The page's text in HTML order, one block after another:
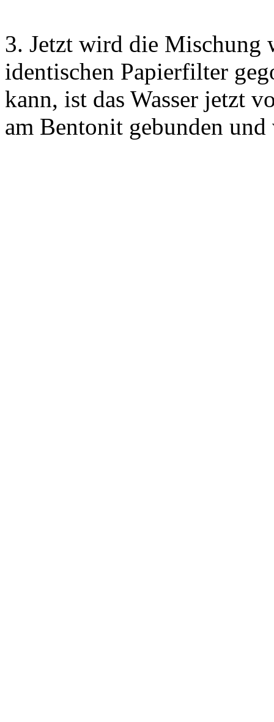
3. Jetzt wird die Mischung
identischen Papierfilter
kann, ist das Wasser jetzt
am Bentonit gebunden